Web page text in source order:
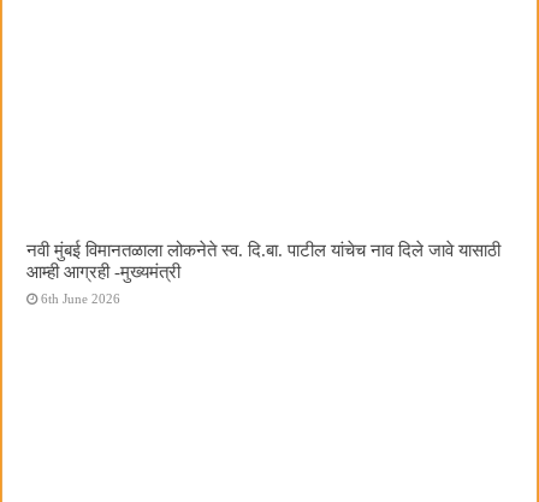
नवी मुंबई विमानतळाला लोकनेते स्व. दि.बा. पाटील यांचेच नाव दिले जावे यासाठी
आम्ही आग्रही -मुख्यमंत्री
6th June 2026